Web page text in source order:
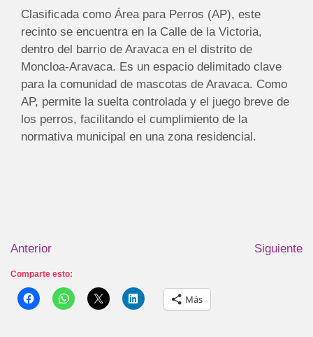
Clasificada como Área para Perros (AP), este
recinto se encuentra en la Calle de la Victoria,
dentro del barrio de Aravaca en el distrito de
Moncloa-Aravaca. Es un espacio delimitado clave
para la comunidad de mascotas de Aravaca. Como
AP, permite la suelta controlada y el juego breve de
los perros, facilitando el cumplimiento de la
normativa municipal en una zona residencial.
Anterior Siguiente
Comparte esto:
Más